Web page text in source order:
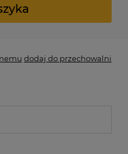
dodaj do przechowalni